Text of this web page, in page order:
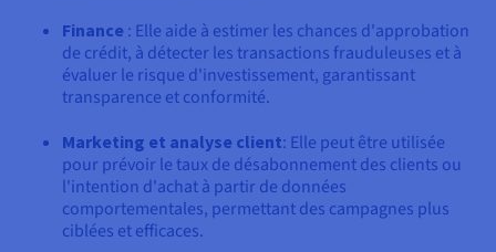
Finance : Elle aide à estimer les chances d'approbation
de crédit, à détecter les transactions frauduleuses et à
évaluer le risque d'investissement, garantissant
transparence et conformité.
Marketing et analyse client: Elle peut être utilisée
pour prévoir le taux de désabonnement des clients ou
l'intention d'achat à partir de données
comportementales, permettant des campagnes plus
ciblées et efficaces.